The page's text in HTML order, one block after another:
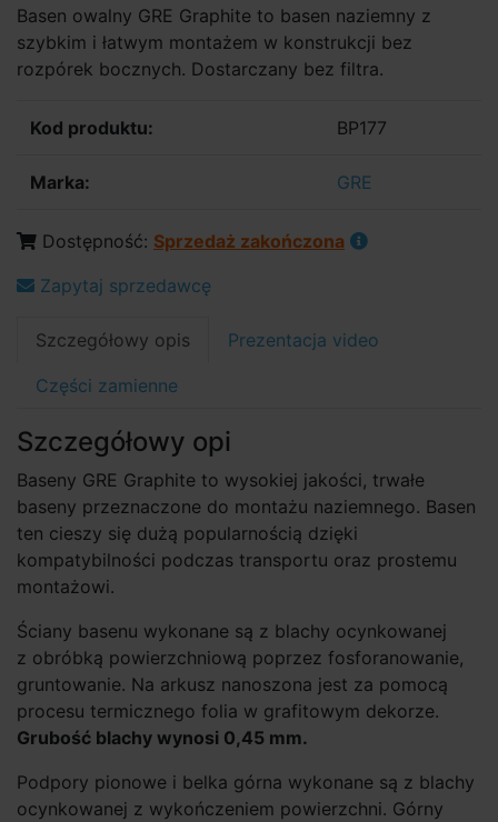
Basen owalny GRE Graphite to basen naziemny z
szybkim i łatwym montażem w konstrukcji bez
rozpórek bocznych. Dostarczany bez filtra.
Kod produktu: BP177
Marka: GRE
Dostępność: Sprzedaż zakończona
Zapytaj sprzedawcę
Szczegółowy opis Prezentacja video
Części zamienne
Szczegółowy opi
Baseny GRE Graphite to wysokiej jakości, trwałe
baseny przeznaczone do montażu naziemnego. Basen
ten cieszy się dużą popularnością dzięki
kompatybilności podczas transportu oraz prostemu
montażowi.
Ściany basenu wykonane są z blachy ocynkowanej
z obróbką powierzchniową poprzez fosforanowanie,
gruntowanie. Na arkusz nanoszona jest za pomocą
procesu termicznego folia w grafitowym dekorze.
Grubość blachy wynosi 0,45 mm.
Podpory pionowe i belka górna wykonane są z blachy
ocynkowanej z wykończeniem powierzchni. Górny